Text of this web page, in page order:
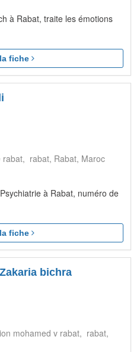
à Rabat, traite les émotions
fiche
rabat, rabat Rabat Maroc
à Rabat, numéro de
fiche
bichra
mohamed v rabat, rabat